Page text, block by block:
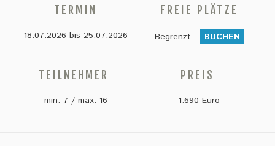
TERMIN
18.07.2026 bis 25.07.2026
FREIE PLÄTZE
Begrenzt - BUCHEN
TEILNEHMER
min. 7 / max. 16
PREIS
1.690 Euro